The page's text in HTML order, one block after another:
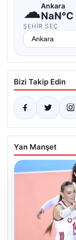
☁Ankara
NaN°C
ŞEHIR SEÇ
Bizi Takip Edin
Yan Manşet